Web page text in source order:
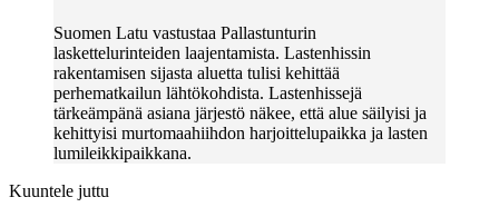
Suomen Latu vastustaa Pallastunturin
laskettelurinteiden laajentamista. Lastenhissin
rakentamisen sijasta aluetta tulisi kehittää
perhematkailun lähtökohdista. Lastenhissejä
tärkeämpänä asiana järjestö näkee, että alue säilyisi ja
kehittyisi murtomaahiihdon harjoittelupaikka ja lasten
lumileikkipaikkana.
Kuuntele juttu